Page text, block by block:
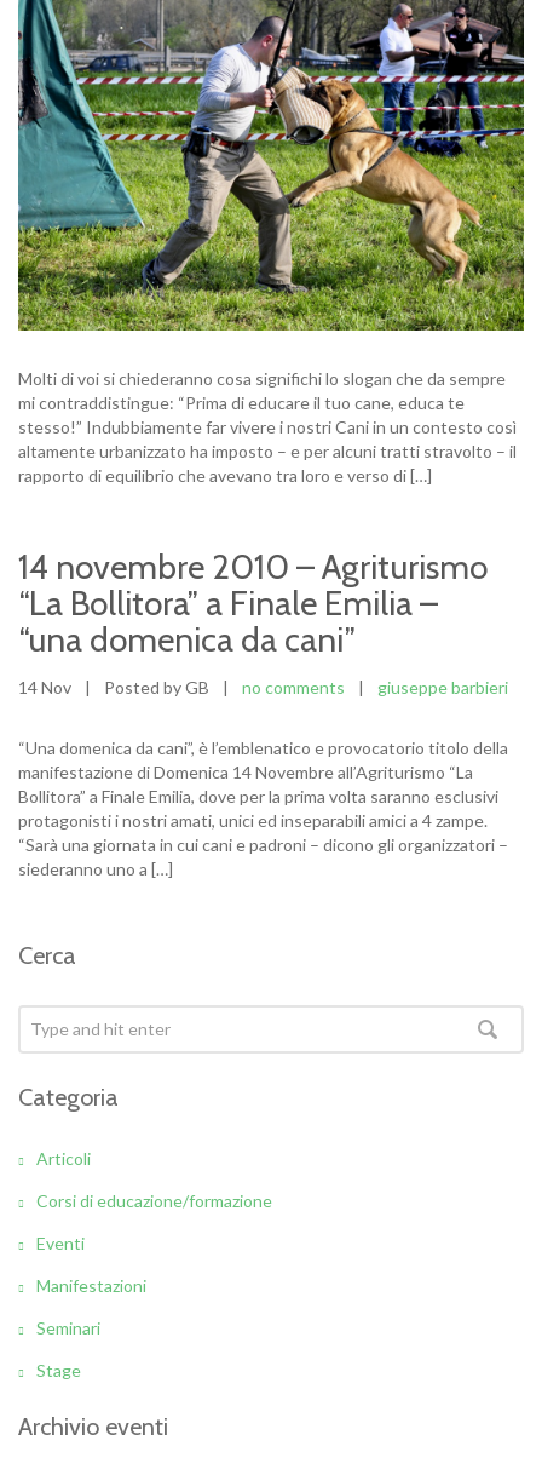
Molti di voi si chiederanno cosa significhi lo slogan che da sempre
mi contraddistingue: “Prima di educare il tuo cane, educa te
stesso!” Indubbiamente far vivere i nostri Cani in un contesto così
altamente urbanizzato ha imposto – e per alcuni tratti stravolto – il
rapporto di equilibrio che avevano tra loro e verso di […]
14 novembre 2010 – Agriturismo
“La Bollitora” a Finale Emilia –
“una domenica da cani”
14 Nov | Posted by GB | no comments | giuseppe barbieri
“Una domenica da cani”, è l’emblenatico e provocatorio titolo della
manifestazione di Domenica 14 Novembre all’Agriturismo “La
Bollitora” a Finale Emilia, dove per la prima volta saranno esclusivi
protagonisti i nostri amati, unici ed inseparabili amici a 4 zampe.
“Sarà una giornata in cui cani e padroni – dicono gli organizzatori –
siederanno uno a […]
Cerca
Categoria
Articoli
Corsi di educazione/formazione
Eventi
Manifestazioni
Seminari
Stage
Archivio eventi